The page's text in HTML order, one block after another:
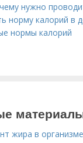
нужно
норму калорий в
нормы калорий
жира в